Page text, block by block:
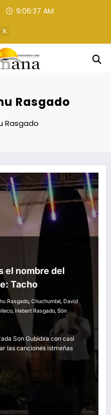
9:06:38 AM
Rasgado
Rasgado
el nombre del
Tacho
Rasgado, Chuchumbé, David
,Hebert Rasgado, Son
Son Gubidxa con casi
las canciones istmeñas